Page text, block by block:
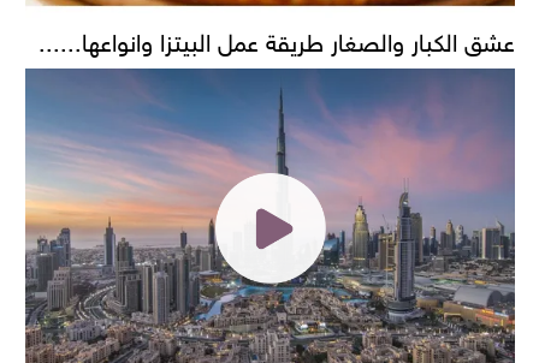
عشق الكبار والصغار طريقة عمل البيتزا وانواعها......